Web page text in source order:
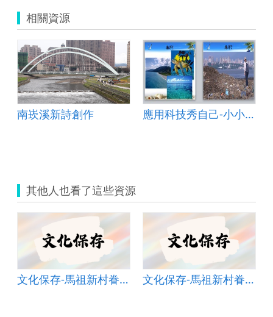
相關資源
南崁溪新詩創作 應用科技秀自己-小小直播主&amp;海洋議題
其他人也看了這些資源
文化保存-馬祖新村眷村文創園區 文化保存-馬祖新村眷村文創園區